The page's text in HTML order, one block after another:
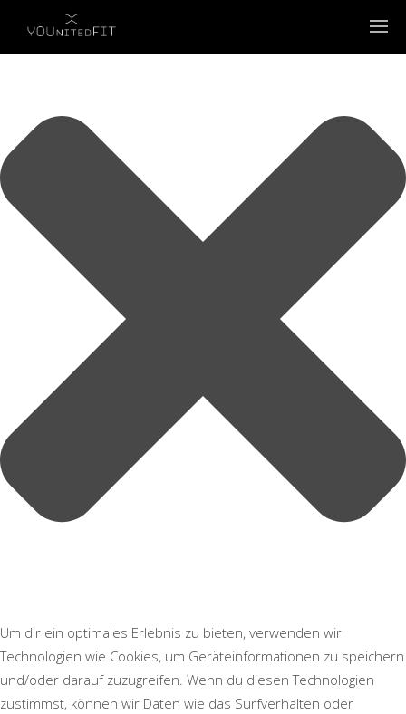
Wir verwenden Cookies
Um dir ein optimales Erlebnis zu bieten, verwenden wir
Technologien wie Cookies, um Geräteinformationen zu speichern
und/oder darauf zuzugreifen. Wenn du diesen Technologien
zustimmst, können wir Daten wie das Surfverhalten oder